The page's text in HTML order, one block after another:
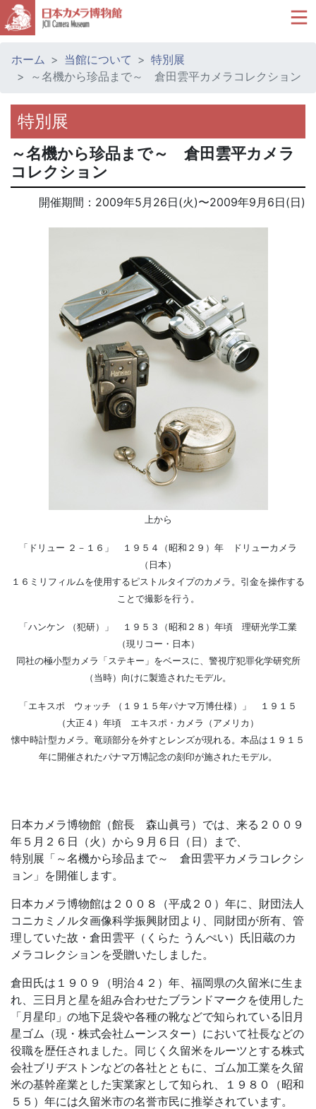
ホーム 当館について
特別展
～名機から珍品まで～ 倉田雲平カメラコレクション
特別展
～名機から珍品まで～ 倉田雲平カメラ
コレクション
開催期間： 2009年5月26日(火)〜2009年9月6日(日)
上から
「ドリュー ２－１６」 １９５４（昭和２９）年 ドリューカメラ
（日本）
１６ミリフィルムを使用するピストルタイプのカメラ。引金を操作する
ことで撮影を行う。
「ハンケン （犯研）」 １９５３（昭和２８）年頃 理研光学工業
（現リコー・日本）
同社の極小型カメラ「ステキー」をベースに、警視庁犯罪化学研究所
（当時）向けに製造されたモデル。
「エキスポ ウォッチ （１９１５年パナマ万博仕様）」 １９１５
（大正４）年頃 エキスポ・カメラ（アメリカ）
懐中時計型カメラ。竜頭部分を外すとレンズが現れる。本品は１９１５
年に開催されたパナマ万博記念の刻印が施されたモデル。
日本カメラ博物館（館長 森山眞弓）では、来る２００９
年５月２６日（火）から９月６日（日）まで、
特別展「～名機から珍品まで～ 倉田雲平カメラコレクシ
ョン」を開催します。
日本カメラ博物館は２００８（平成２０）年に、財団法人
コニカミノルタ画像科学振興財団より、同財団が所有、管
理していた故・倉田雲平（くらた うんぺい）氏旧蔵のカ
メラコレクションを受贈いたしました。
倉田氏は１９０９（明治４２）年、福岡県の久留米に生ま
れ、三日月と星を組み合わせたブランドマークを使用した
「月星印」の地下足袋や各種の靴などで知られている旧月
星ゴム（現・株式会社ムーンスター）において社長などの
役職を歴任されました。同じく久留米をルーツとする株式
会社ブリヂストンなどの各社とともに、ゴム加工業を久留
米の基幹産業とした実業家として知られ、１９８０（昭和
５５）年には久留米市の名誉市民に推挙されています。